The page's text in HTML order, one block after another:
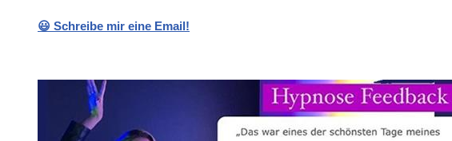
😃 Schreibe mir eine Email!